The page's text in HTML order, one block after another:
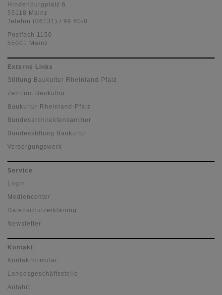
Hindenburgplatz 6
55118 Mainz
Telefon (06131) / 99 60-0
Postfach 1150
55001 Mainz
Externe Links
Stiftung Baukultur Rheinland-Pfalz
Zentrum Baukultur
Baukultur Rheinland-Pfalz
Bundesarchitektenkammer
Bundesstiftung Baukultur
Versorgungswerk
Service
Login
Mediencenter
Datenschutzerklärung
Newsletter
Kontakt
Kontaktformular
Landesgeschäftsstelle
Anfahrt